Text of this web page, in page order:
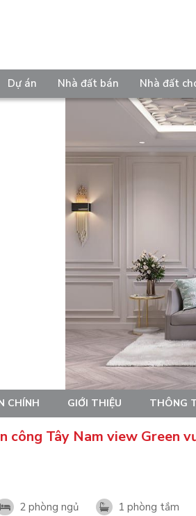
Dự án Nhà đất bán Nhà đất
CHÍNH GIỚI THIỆU THÔNG
công Tây Nam view Green
2 phòng ngủ 1 phòng tắm